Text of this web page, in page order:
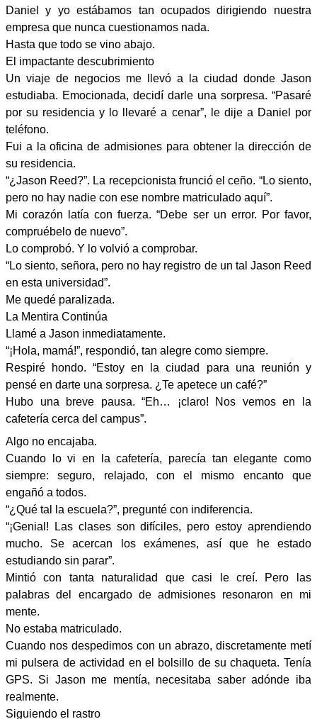
Daniel y yo estábamos tan ocupados dirigiendo nuestra
empresa que nunca cuestionamos nada.
Hasta que todo se vino abajo.
El impactante descubrimiento
Un viaje de negocios me llevó a la ciudad donde Jason
estudiaba. Emocionada, decidí darle una sorpresa. “Pasaré
por su residencia y lo llevaré a cenar”, le dije a Daniel por
teléfono.
Fui a la oficina de admisiones para obtener la dirección de
su residencia.
“¿Jason Reed?”. La recepcionista frunció el ceño. “Lo siento,
pero no hay nadie con ese nombre matriculado aquí”.
Mi corazón latía con fuerza. “Debe ser un error. Por favor,
compruébelo de nuevo”.
Lo comprobó. Y lo volvió a comprobar.
“Lo siento, señora, pero no hay registro de un tal Jason Reed
en esta universidad”.
Me quedé paralizada.
La Mentira Continúa
Llamé a Jason inmediatamente.
“¡Hola, mamá!”, respondió, tan alegre como siempre.
Respiré hondo. “Estoy en la ciudad para una reunión y
pensé en darte una sorpresa. ¿Te apetece un café?”
Hubo una breve pausa. “Eh… ¡claro! Nos vemos en la
cafetería cerca del campus”.
Algo no encajaba.
Cuando lo vi en la cafetería, parecía tan elegante como
siempre: seguro, relajado, con el mismo encanto que
engañó a todos.
“¿Qué tal la escuela?”, pregunté con indiferencia.
“¡Genial! Las clases son difíciles, pero estoy aprendiendo
mucho. Se acercan los exámenes, así que he estado
estudiando sin parar”.
Mintió con tanta naturalidad que casi le creí. Pero las
palabras del encargado de admisiones resonaron en mi
mente.
No estaba matriculado.
Cuando nos despedimos con un abrazo, discretamente metí
mi pulsera de actividad en el bolsillo de su chaqueta. Tenía
GPS. Si Jason me mentía, necesitaba saber adónde iba
realmente.
Siguiendo el rastro